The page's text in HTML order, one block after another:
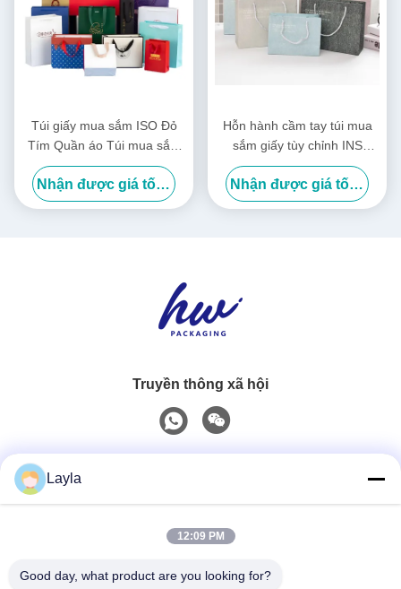
Túi giấy mua sắm ISO Đỏ
Tím Quần áo Túi mua sắm
Logo Tùy chỉnh
Nhận được giá tốt nhất
Hỗn hành cầm tay túi mua
sắm giấy tùy chỉnh INS
phong cách túi quà sinh nhật
Nhận được giá tốt nhất
Truyền thông xã hội
0086-18688885859
Layla
12:09 PM
Good day, what product are you looking for?